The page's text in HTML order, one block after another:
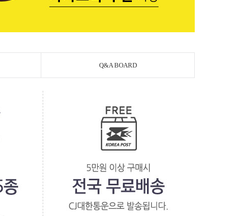
이코 라이 Q&A BOARD